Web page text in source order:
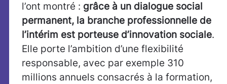
l’ont montré : grâce à un dialogue social
permanent, la branche professionnelle de
l’intérim est porteuse d’innovation sociale.
Elle porte l’ambition d’une flexibilité
responsable, avec par exemple 310
millions annuels consacrés à la formation,